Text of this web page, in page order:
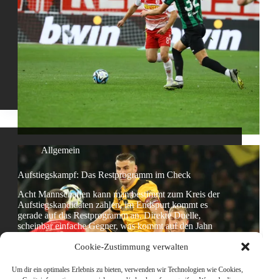
Cookie-Zustimmung verwalten
Um dir ein optimales Erlebnis zu bieten, verwenden wir Technologien wie Cookies,
Allgemein
Aufstiegskampf: Das Restprogramm im Check
Acht Mannschaften kann man bestimmt zum Kreis der
Aufstiegskandidaten zählen, im Endspurt kommt es
gerade auf das Restprogramm an. Direkte Duelle,
scheinbar einfache Gegner, was kommt auf den Jahn
Florian Zeiller – Foto:…